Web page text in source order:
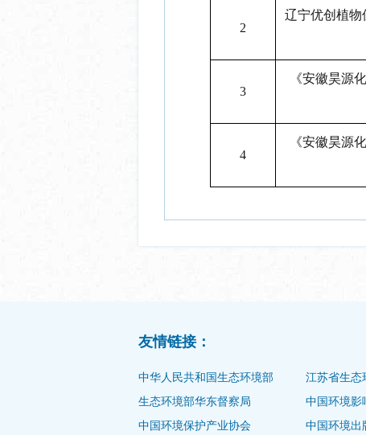
2
辽宁优创植物
3
《安徽昊源
4
《安徽昊源
友情链接：
中华人民共和国生态环境部
生态环境部华东督察局
中国环境保护产业协会
江苏省生态
中国环境影
中国环境出